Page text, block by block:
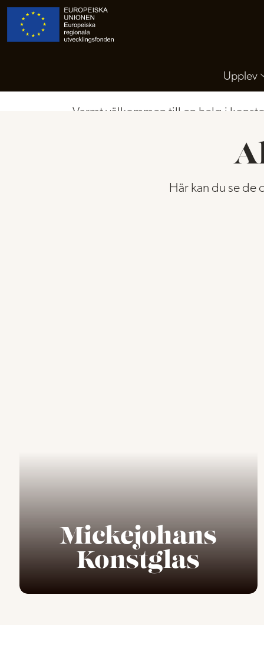
Upplev
Varmt välkommen till en helg i
resultatet och det heta hantverket på
Vill du se hela programmet samlat
Här kan du se de
Mickejohans
Konstglas